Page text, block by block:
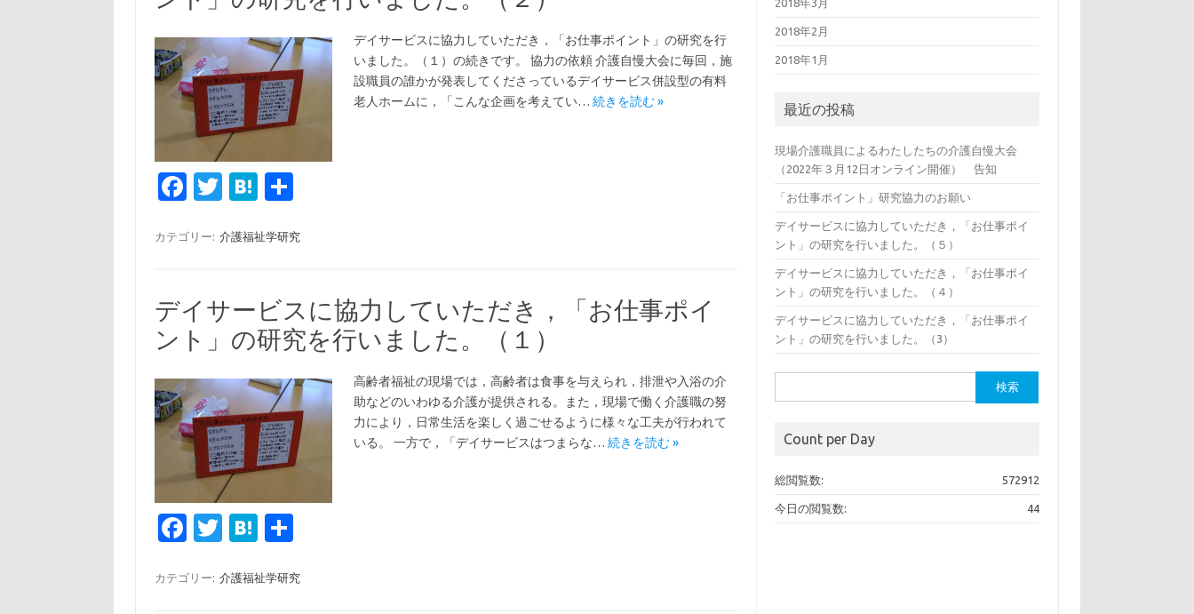
k
デイサービスに協力していただき，「お仕事ポイント」の研究を行
いました。（１）の続きです。 協力の依頼 介護自慢大会に毎回，施
設職員の誰かが発表してくださっているデイサービス併設型の有料
老人ホームに，「こんな企画を考えてい… 続きを読む »
Fa
e
o
o
k
T
it
r
H
e
a
カテゴリー: 介護福祉学研究
デイサービスに協力していただき，「お仕事ポイ
ント」の研究を行いました。（１）
高齢者福祉の現場では，高齢者は食事を与えられ，排泄や入浴の介
助などのいわゆる介護が提供される。また，現場で働く介護職の努
力により，日常生活を楽しく過ごせるように様々な工夫が行われて
いる。 一方で，「デイサービスはつまらな… 続きを読む »
Fa
e
T
it
H
e
カテゴリー: 介護福祉学研究
2018年3月
2018年2月
2018年1月
最近の投稿
現場介護職員によるわたしたちの介護自慢大会
（2022年３月12日オンライン開催） 告知
「お仕事ポイント」研究協力のお願い
デイサービスに協力していただき，「お仕事ポイ
ント」の研究を行いました。（５）
デイサービスに協力していただき，「お仕事ポイ
ント」の研究を行いました。（４）
デイサービスに協力していただき，「お仕事ポイ
ント」の研究を行いました。（3）
索:
Count per Day
572912
総閲覧数:
44
今日の閲覧数: